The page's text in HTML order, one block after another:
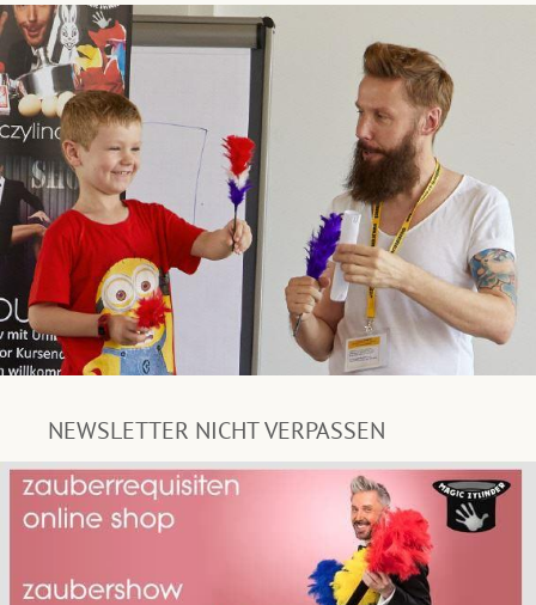
NEWSLETTER NICHT VERPASSEN